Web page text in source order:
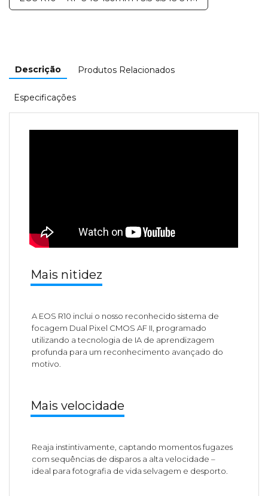
Descrição Produtos Relacionados
Especificações
Mais nitidez
A EOS R10 inclui o nosso reconhecido sistema de
focagem Dual Pixel CMOS AF II, programado
utilizando a tecnologia de IA de aprendizagem
profunda para um reconhecimento avançado do
motivo.
Mais velocidade
Reaja instintivamente, captando momentos fugazes
com sequências de disparos a alta velocidade –
ideal para fotografia de vida selvagem e desporto.